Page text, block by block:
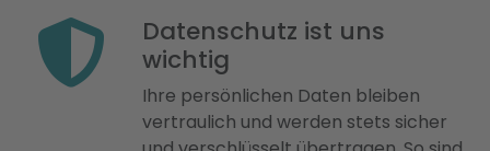
Datenschutz ist uns
wichtig
Ihre persönlichen Daten bleiben
vertraulich und werden stets sicher